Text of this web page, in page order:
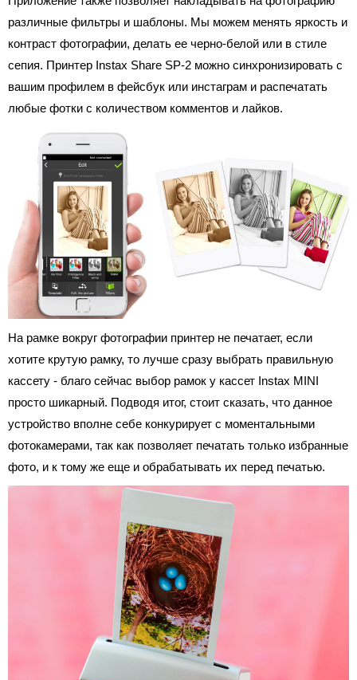
различные фильтры и шаблоны. Мы можем менять яркость и
контраст фотографии, делать ее черно-белой или в стиле
сепия. Принтер Instax Share SP-2 можно синхронизировать с
вашим профилем в фейсбук или инстаграм и распечатать
любые фотки с количеством комментов и лайков.
На рамке вокруг фотографии принтер не печатает, если
хотите крутую рамку, то лучше сразу выбрать правильную
кассету - благо сейчас выбор рамок у кассет Instax MINI
просто шикарный. Подводя итог, стоит сказать, что данное
устройство вполне себе конкурирует с моментальными
фотокамерами, так как позволяет печатать только избранные
фото, и к тому же еще и обрабатывать их перед печатью.